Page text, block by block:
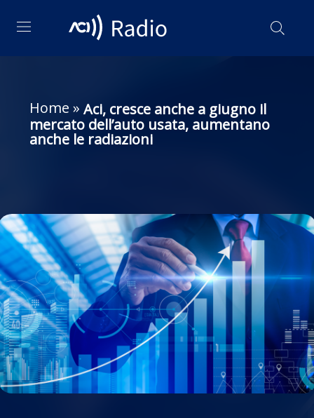
Home » Aci, cresce anche a giugno il
mercato dell’auto usata, aumentano
anche le radiazioni